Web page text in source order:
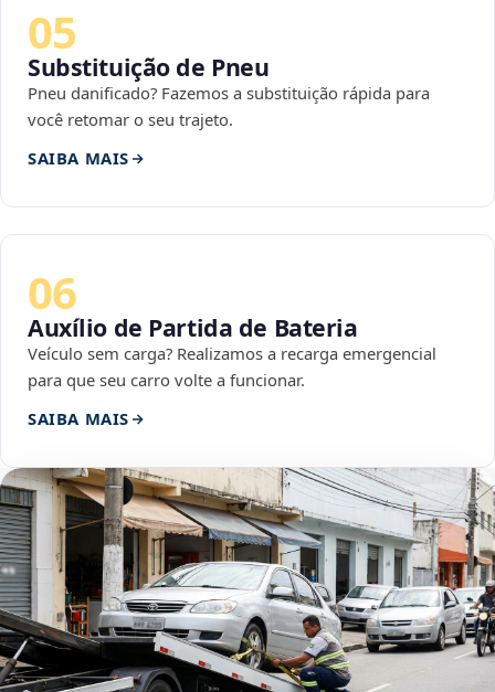
05
Substituição de Pneu
Pneu danificado? Fazemos a substituição rápida para
você retomar o seu trajeto.
SAIBA MAIS
06
Auxílio de Partida de Bateria
Veículo sem carga? Realizamos a recarga emergencial
para que seu carro volte a funcionar.
SAIBA MAIS